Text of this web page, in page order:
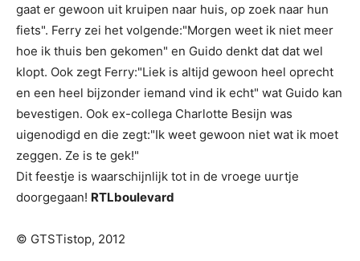
gaat er gewoon uit kruipen naar huis, op zoek naar hun
fiets". Ferry zei het volgende:"Morgen weet ik niet meer
hoe ik thuis ben gekomen" en Guido denkt dat dat wel
klopt. Ook zegt Ferry:"Liek is altijd gewoon heel oprecht
en een heel bijzonder iemand vind ik echt" wat Guido kan
bevestigen. Ook ex-collega Charlotte Besijn was
uigenodigd en die zegt:"Ik weet gewoon niet wat ik moet
zeggen. Ze is te gek!"
Dit feestje is waarschijnlijk tot in de vroege uurtje
doorgegaan! RTLboulevard
© GTSTistop, 2012